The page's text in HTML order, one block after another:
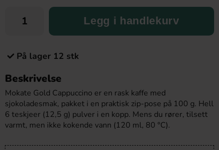
Legg i handlekurv
På lager 12 stk
Beskrivelse
Mokate Gold Cappuccino er en rask kaffe med
sjokoladesmak, pakket i en praktisk zip-pose på 100 g. Hell
6 teskjeer (12,5 g) pulver i en kopp. Mens du rører, tilsett
varmt, men ikke kokende vann (120 ml, 80 °C).